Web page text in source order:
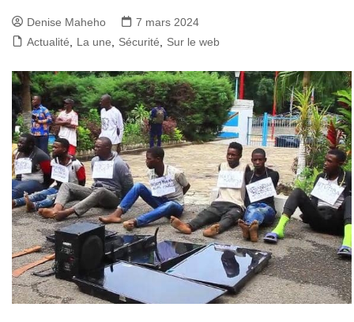
Denise Maheho
7 mars 2024
Actualité
La une Sécurité Sur le web